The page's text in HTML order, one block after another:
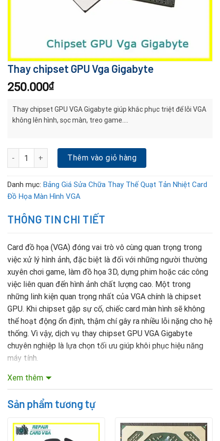
Thay chipset GPU Vga Gigabyte
250.000₫
Thay chipset GPU VGA Gigabyte giúp khắc phục triệt để lỗi VGA
không lên hình, sọc màn, treo game….
Thay chipset GPU Vga Gigabyte số lượng
Thêm vào giỏ hàng
Danh mục: Bảng Giá Sửa Chữa Thay Thế Quạt Tản Nhiệt Card
Đồ Họa Màn Hình VGA
THÔNG TIN CHI TIẾT
Card đồ họa (VGA) đóng vai trò vô cùng quan trọng trong
việc xử lý hình ảnh, đặc biệt là đối với những người thường
xuyên chơi game, làm đồ họa 3D, dựng phim hoặc các công
việc liên quan đến hình ảnh chất lượng cao. Một trong
những linh kiện quan trọng nhất của VGA chính là chipset
GPU. Khi chipset gặp sự cố, chiếc card màn hình sẽ không
thể hoạt động ổn định, thậm chí gây ra nhiều lỗi nặng cho hệ
thống. Vì vậy, dịch vụ thay chipset GPU VGA Gigabyte
chuyên nghiệp là lựa chọn tối ưu giúp khôi phục hiệu năng
máy tính.
Chipset GPU trên VGA Gigabyte có thể bị hỏng do nhiều
Xem thêm
Sản phẩm tương tự